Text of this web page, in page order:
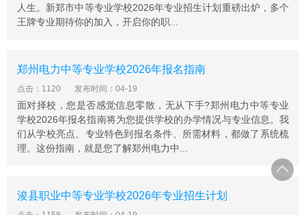
人生。新郑市中等专业学校2026年专业招生计划重磅出炉，多个
王牌专业期待你的加入，开启你的职...
郑州电力中等专业学校2026年报名指南
点击：1120 发布时间：04-19
面对择校，您是否感觉信息零散，无从下手?郑州电力中等专业
学校2026年报名指南将为您提供学校的办学情况与专业信息。我
们从学校亮点、专业特色到报名条件、所需材料，都做了系统梳
理。这份指南，就是您了解郑州电力中...
浚县职业中等专业学校2026年专业招生计划